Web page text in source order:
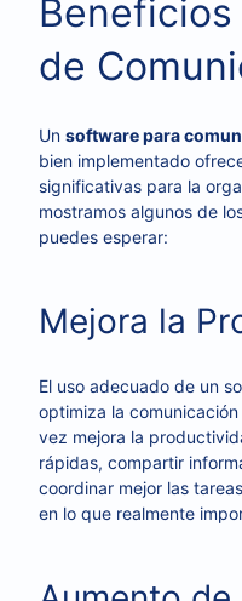
de
Un software para
bien implementado
significativas para la
mostramos algunos de
puedes esperar:
Mejora la
El uso adecuado de un
optimiza la
vez mejora la
rápidas, compartir
coordinar mejor las
en lo que realmente